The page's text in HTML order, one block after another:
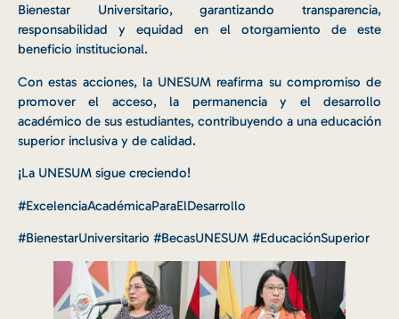
Bienestar Universitario, garantizando transparencia,
responsabilidad y equidad en el otorgamiento de este
beneficio institucional.
Con estas acciones, la UNESUM reafirma su compromiso de
promover el acceso, la permanencia y el desarrollo
académico de sus estudiantes, contribuyendo a una educación
superior inclusiva y de calidad.
¡La UNESUM sigue creciendo!
#ExcelenciaAcadémicaParaElDesarrollo
#BienestarUniversitario #BecasUNESUM #EducaciónSuperior